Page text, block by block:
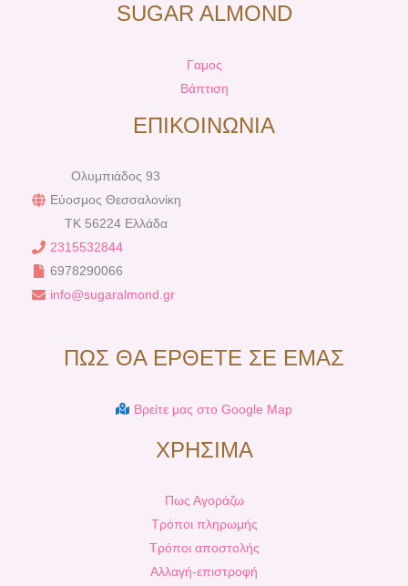
SUGAR ALMOND
Γαμος
Βάπτιση
ΕΠΙΚΟΙΝΩΝΙΑ
Ολυμπιάδος 93
Εύοσμος Θεσσαλονίκη
TK 56224 Ελλάδα
2315532844
6978290066
info@sugaralmond.gr
ΠΩΣ ΘΑ ΕΡΘΕΤΕ ΣΕ ΕΜΑΣ
Βρείτε μας στο Google Map
ΧΡΗΣΙΜΑ
Πως Αγοράζω
Τρόποι πληρωμής
Τρόποι αποστολής
Αλλαγή-επιστροφή